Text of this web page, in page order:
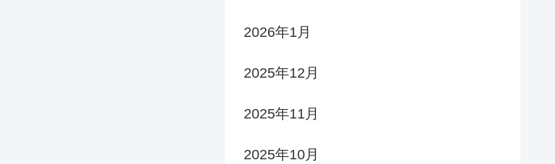
2026年1月
2025年12月
2025年11月
2025年10月